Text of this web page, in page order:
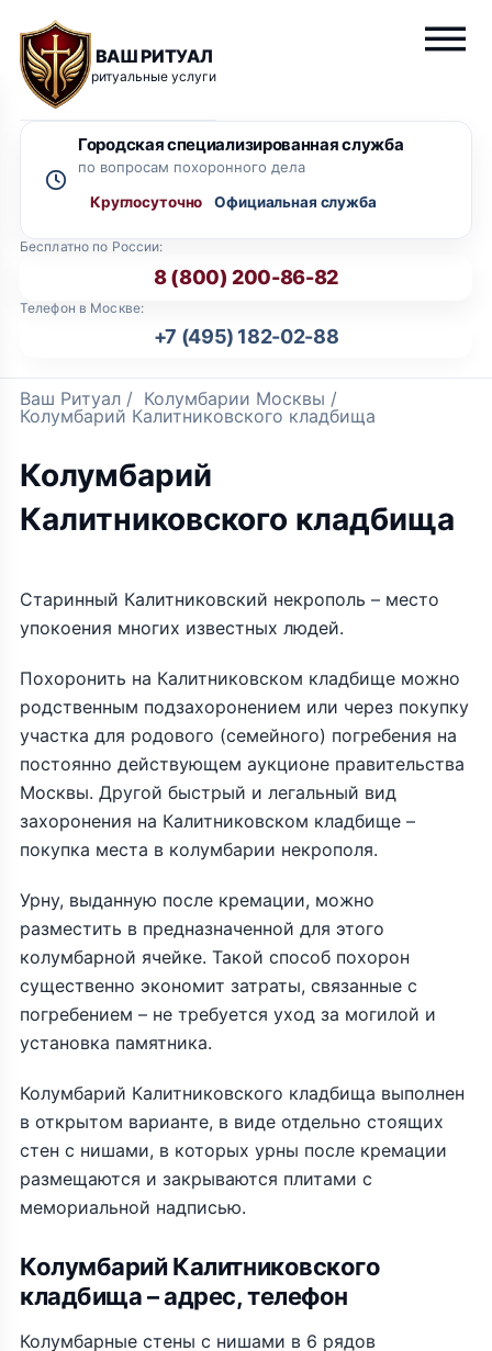
ВАШ РИТУАЛ
ритуальные услуги
Бесплатно по России:
8 (800) 200-86-82
Телефон в Москве:
+7 (495) 182-02-88
Городская специализированная служба
по вопросам похоронного дела
Круглосуточно
Ваш Ритуал / Колумбарии Москвы /
Колумбарий Калитниковского кладбища
Колумбарий
Калитниковского кладбища
Старинный Калитниковский некрополь – место
упокоения многих известных людей.
Похоронить на Калитниковском кладбище можно
родственным подзахоронением или через покупку
участка для родового (семейного) погребения на
постоянно действующем аукционе правительства
Москвы. Другой быстрый и легальный вид
захоронения на Калитниковском кладбище –
покупка места в колумбарии некрополя.
Урну, выданную после кремации, можно
разместить в предназначенной для этого
колумбарной ячейке. Такой способ похорон
существенно экономит затраты, связанные с
погребением – не требуется уход за могилой и
установка памятника.
Колумбарий Калитниковского кладбища выполнен
в открытом варианте, в виде отдельно стоящих
стен с нишами, в которых урны после кремации
размещаются и закрываются плитами с
мемориальной надписью.
Колумбарий Калитниковского
кладбища – адрес, телефон
Колумбарные стены с нишами в 6 рядов